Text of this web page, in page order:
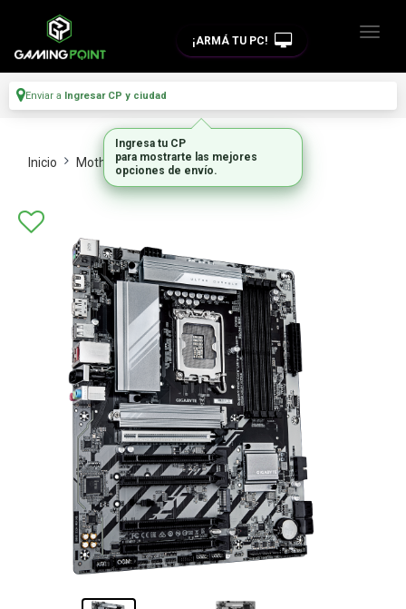
¡ARMÁ TU PC!
Enviar a Ingresar CP y ciudad
Inicio Motherboards Intel Y Amd
Ingresa tu CP
para mostrarte las mejores
opciones de envío.